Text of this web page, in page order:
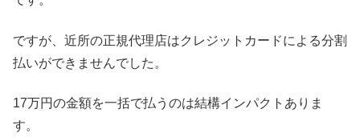
ですが、近所の正規代理店はクレジットカードによる分割
払いができませんでした。
17万円の金額を一括で払うのは結構インパクトありま
す。